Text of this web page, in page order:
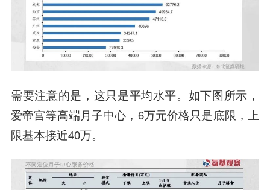
需要注意的是，这只是平均水平。如下图所示，
爱帝宫等高端月子中心，6万元价格只是底限，上
限基本接近40万。